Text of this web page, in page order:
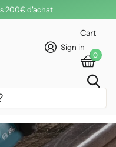
? A votre service au 04 71 08
Sign in
Cart
0
pour Maximiser votre